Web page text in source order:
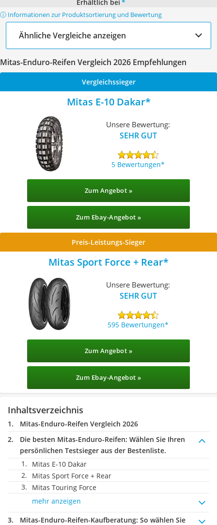
Erhältlich bei *
ⓘ Informationen zur Produktsortierung und Bewertung
Ähnliche Vergleiche anzeigen
Mitas-Enduro-Reifen Vergleich 2026 Empfehlungen
Vergleichssieger
Mitas E-10 Dakar
Unsere Bewertung:
SEHR GUT
5 Bewertungen
Zum Angebot »
Zum Ebay-Angebot »
Preis-Leistungs-Sieger
Mitas ‎Sport Force + Rear
Unsere Bewertung:
SEHR GUT
595 Bewertungen
Zum Angebot »
Zum Ebay-Angebot »
Inhaltsverzeichnis
Mitas-Enduro-Reifen Vergleich 2026
Die besten Mitas-Enduro-Reifen: Wählen Sie Ihren
persönlichen Testsieger aus der Bestenliste.
Mitas E-10 Dakar
Mitas ‎Sport Force + Rear
Mitas Touring Force
mehr anzeigen
Mitas-Enduro-Reifen-Kaufberatung: So wählen Sie